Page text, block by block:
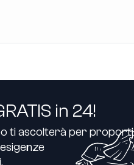
in 24!
ti ascolterà per proporti